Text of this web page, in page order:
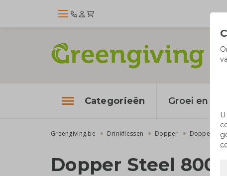
Categorieën Groei en
Greengiving.be Drinkflessen Dopper Dopper
Dopper Steel 800